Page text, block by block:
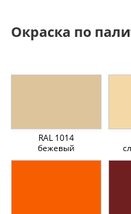
Окраска по
RAL 1014
бежевый